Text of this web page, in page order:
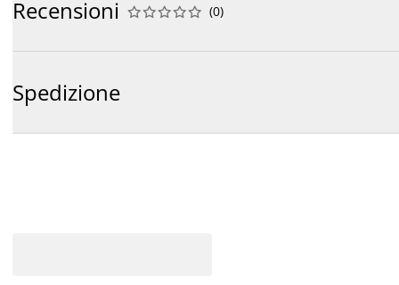
Recensioni 




 (0)
Spedizione